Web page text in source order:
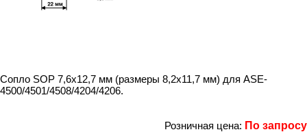
Сопло SOP 7,6x12,7 мм (размеры 8,2х11,7 мм) для ASE-
4500/4501/4508/4204/4206.
Розничная цена: По запросу